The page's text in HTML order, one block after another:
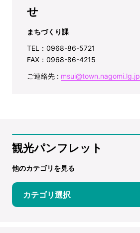
せ
まちづくり課
TEL：0968-86-5721
FAX：0968-86-4215
ご連絡先 : msui@town.nagomi.lg.jp
観光パンフレット
他のカテゴリを見る
カテゴリ選択